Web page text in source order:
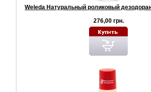
Weleda Натуральный роликовый
276,00 грн.